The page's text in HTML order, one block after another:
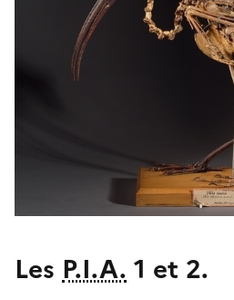
Les P.I.A. 1 et 2.